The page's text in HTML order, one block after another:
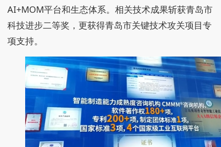
AI+MOM平台和生态体系。相关技术成果斩获青岛市
科技进步二等奖，更获得青岛市关键技术攻关项目专
项支持。